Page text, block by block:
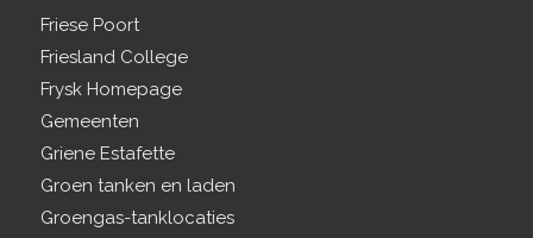
Friese Poort
Friesland College
Frysk Homepage
Gemeenten
Griene Estafette
Groen tanken en laden
Groengas-tanklocaties